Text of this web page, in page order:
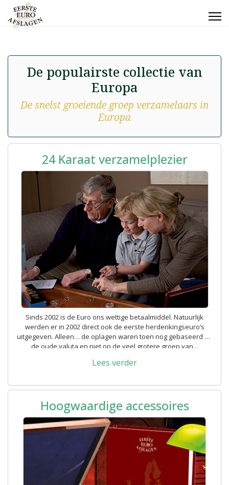
De populairste collectie van
Europa
De snelst groeiende groep verzamelaars in
Europa
24 Karaat verzamelplezier
Sinds 2002 is de Euro ons wettige betaalmiddel. Natuurlijk
werden er in 2002 direct ook de eerste herdenkingseuro’s
uitgegeven. Alleen… de oplagen waren toen nog gebaseerd op
de oude valuta en niet op de veel grotere groep van...
Lees verder
Hoogwaardige accessoires